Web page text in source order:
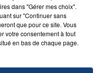
SE FAIRE
DE LA...
la clinique qui a
présenté ses
dans "Gérer mes choix".
sur "Continuer sans
que pour ce site. Vous
votre consentement à tout
en bas de chaque page.